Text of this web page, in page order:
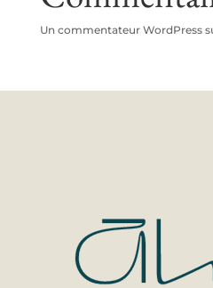
Un commentateur WordPress